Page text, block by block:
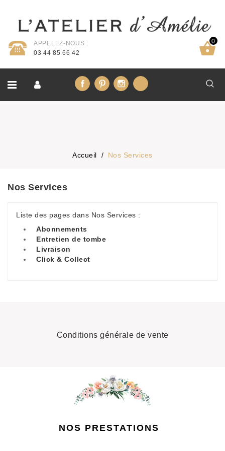
APPELEZ-NOUS :
03 44 85 66 42
0
Facebook
PinterestInstagramLinkedIn
Accueil Nos Services
Nos Services
Liste des pages dans Nos Services :
Abonnements
Entretien de tombe
Livraison
Click & Collect
Conditions générale de vente
NOS PRESTATIONS